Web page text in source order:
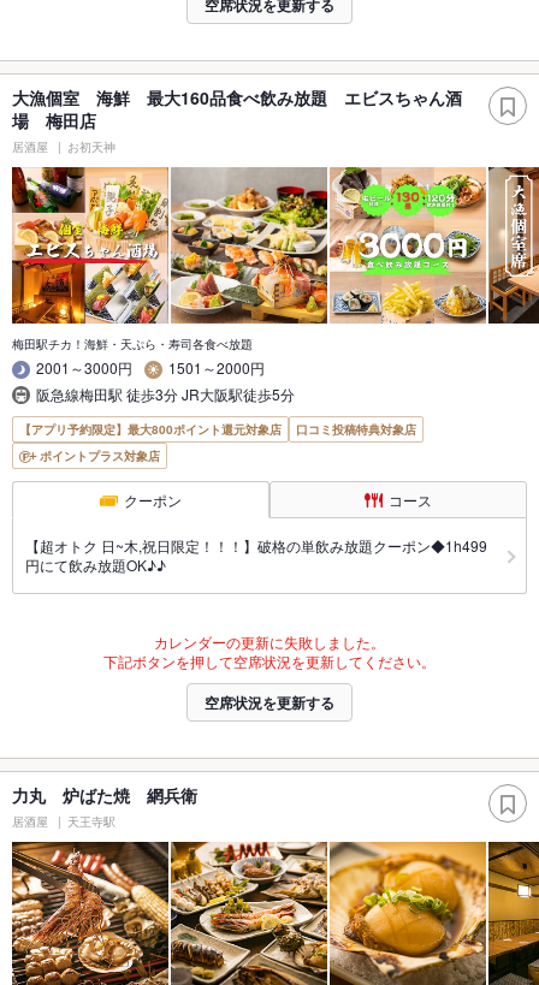
空席状況を更新する
大漁個室 海鮮 最大160品食べ飲み放題 エビスちゃん酒
場 梅田店
居酒屋 お初天神
梅田駅チカ！海鮮・天ぷら・寿司各食べ放題
2001～3000円
1501～2000円
阪急線梅田駅 徒歩3分 JR大阪駅徒歩5分
【アプリ予約限定】最大800ポイント還元対象店
口コミ投稿特典対象店
ポイントプラス対象店
クーポン コース
【超オトク 日~木,祝日限定！！！】破格の単飲み放題クーポン◆1h499
円にて飲み放題OK♪♪
カレンダーの更新に失敗しました。
下記ボタンを押して空席状況を更新してください。
空席状況を更新する
力丸 炉ばた焼 網兵衛
居酒屋 天王寺駅